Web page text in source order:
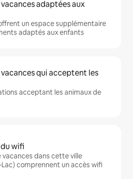
adaptées aux
un espace supplémentaire
adaptés aux enfants
qui acceptent les
acceptant les animaux de
wifi
vacances dans cette ville
comprennent un accès wifi